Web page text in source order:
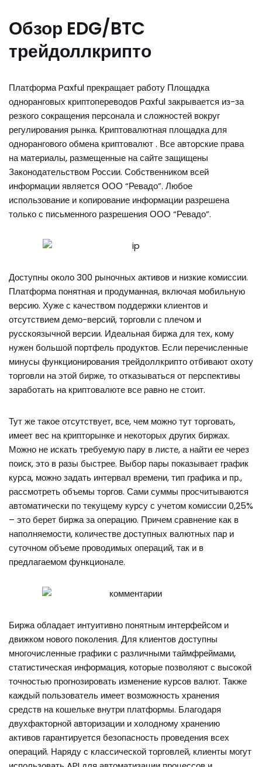
Обзор EDG/BTC
трейдоллкрипто
Платформа Paxful прекращает работу Площадка
одноранговых криптопереводов Paxful закрывается из-за
резкого сокращения персонала и сложностей вокруг
регулирования рынка. Криптовалютная площадка для
однорангового обмена криптовалют . Все авторские права
на материалы, размещенные на сайте защищены
Законодательством России. Собственником всей
информации является ООО “Ревадо”. Любое
использование и копирование информации разрешена
только с письменного разрешения ООО “Ревадо”.
Доступны около 300 рыночных активов и низкие комиссии.
Платформа понятная и продуманная, включая мобильную
версию. Хуже с качеством поддержки клиентов и
отсутствием демо-версий, торговли с плечом и
русскоязычной версии. Идеальная биржа для тех, кому
нужен большой портфель продуктов. Если перечисленные
минусы функционирования трейдоллкрипто отбивают охоту
торговли на этой бирже, то отказываться от перспективы
заработать на криптовалюте все равно не стоит.
Тут же такое отсутствует, все, чем можно тут торговать,
имеет вес на крипторынке и некоторых других биржах.
Можно не искать требуемую пару в листе, а найти ее через
поиск, это в разы быстрее. Выбор пары показывает график
курса, можно задать интервал времени, тип графика и пр.,
рассмотреть объемы торгов. Сами суммы просчитываются
автоматически по текущему курсу с учетом комиссии 0,25%
– это берет биржа за операцию. Причем сравнение как в
наполняемости, количестве доступных валютных пар и
суточном объеме проводимых операций, так и в
предлагаемом функционале.
Биржа обладает интуитивно понятным интерфейсом и
движком нового поколения. Для клиентов доступны
многочисленные графики с различными таймфреймами,
статистическая информация, которые позволяют с высокой
точностью прогнозировать изменение курсов валют. Также
каждый пользователь имеет возможность хранения
средств на кошельке внутри платформы. Благодаря
двухфакторной авторизации и холодному хранению
активов гарантируется безопасность проведения всех
операций. Наряду с классической торговлей, клиенты могут